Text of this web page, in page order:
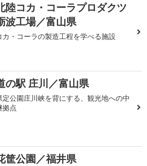
陸コカ・コーラプロダクツ
波工場／富山県
カ・コーラの製造工程を学べる施設
の駅 庄川／富山県
定公園庄川峡を背にする、観光地への中
拠点
筐公園／福井県